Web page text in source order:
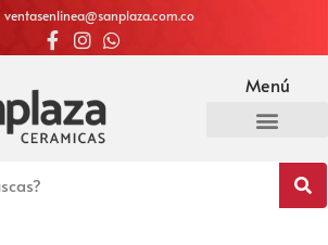
ventasenlinea@sanplaza.com.co
Menú